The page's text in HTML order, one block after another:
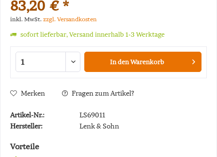
83,20 € *
inkl. MwSt. zzgl. Versandkosten
sofort lieferbar, Versand innerhalb 1-3 Werktage
In denWarenkorb
Merken Fragen zum Artikel?
Artikel-Nr.:
LS69011
Hersteller:
Lenk & Sohn
Vorteile